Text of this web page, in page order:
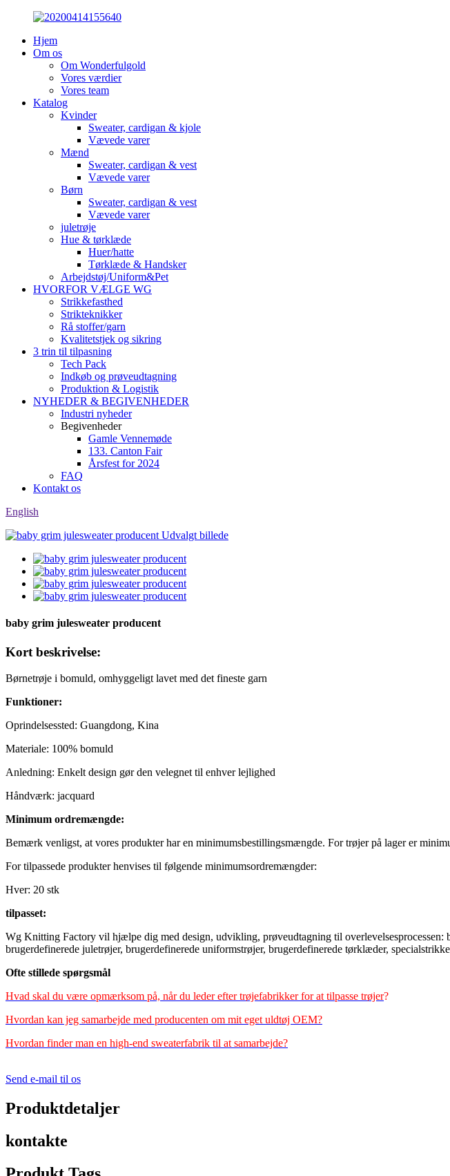
Hjem
Om os
Om Wonderfulgold
Vores værdier
Vores team
Katalog
Kvinder
Sweater, cardigan & kjole
Vævede varer
Mænd
Sweater, cardigan & vest
Vævede varer
Børn
Sweater, cardigan & vest
Vævede varer
juletrøje
Hue & tørklæde
Huer/hatte
Tørklæde & Handsker
Arbejdstøj/Uniform&Pet
HVORFOR VÆLGE WG
Strikkefasthed
Strikteknikker
Rå stoffer/garn
Kvalitetstjek og sikring
3 trin til tilpasning
Tech Pack
Indkøb og prøveudtagning
Produktion & Logistik
NYHEDER & BEGIVENHEDER
Industri nyheder
Begivenheder
Gamle Vennemøde
133. Canton Fair
Årsfest for 2024
FAQ
Kontakt os
English
baby grim julesweater producent
Kort beskrivelse:
Børnetrøje i bomuld, omhyggeligt lavet med det fineste garn
Funktioner:
Oprindelsessted: Guangdong, Kina
Materiale: 100% bomuld
Anledning: Enkelt design gør den velegnet til enhver lejlighed
Håndværk: jacquard
Minimum ordremængde:
Bemærk venligst, at vores produkter har en minimumsbestillingsmængde. For trøjer på lager er
For tilpassede produkter henvises til følgende minimumsordremængder:
Hver: 20 stk
tilpasset:
Wg Knitting Factory vil hjælpe dig med design, udvikling, prøveudtagning til overlevelsesprocessen:
brugerdefinerede juletrøjer, brugerdefinerede uniformstrøjer, brugerdefinerede tørklæder,
Ofte stillede spørgsmål
Hvad skal du være opmærksom på, når du leder efter trøjefabrikker for at tilpasse trøjer?
Hvordan kan jeg samarbejde med producenten om mit eget uldtøj OEM?
Hvordan finder man en high-end sweaterfabrik til at samarbejde?
Send e-mail til os
Produktdetaljer
kontakte